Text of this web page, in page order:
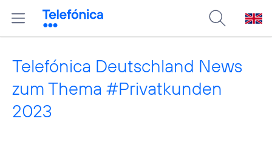
Telefónica Deutschland News
zum Thema #Privatkunden
2023